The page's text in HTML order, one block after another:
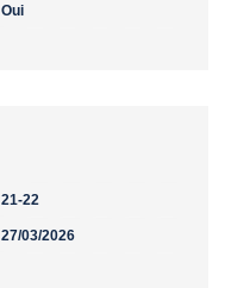
Oui
21-22
27/03/2026